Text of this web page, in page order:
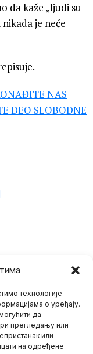
технологије
о уређају.
да
прегледању или
или
на одређене
da kaže „ljudi su
je neće
NAS
DEO SLOBODNE